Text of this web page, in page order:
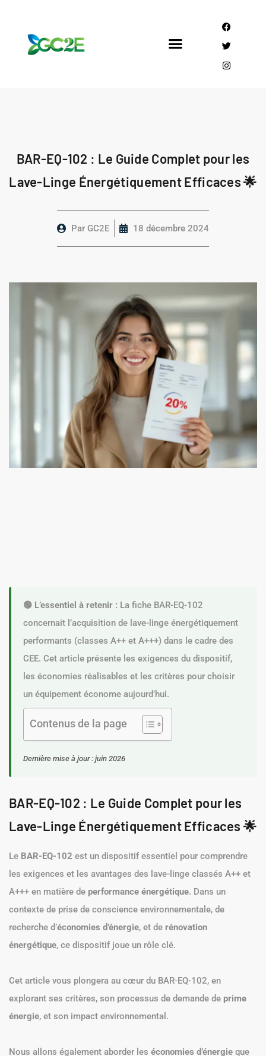
BAR-EQ-102 : Le Guide Complet pour les
Lave-Linge Énergétiquement Efficaces 🌟
Par GC2E 18 décembre 2024
🟢 L’essentiel à retenir : La fiche BAR-EQ-102
concernait l’acquisition de lave-linge énergétiquement
performants (classes A++ et A+++) dans le cadre des
CEE. Cet article présente les exigences du dispositif,
les économies réalisables et les critères pour choisir
un équipement économe aujourd’hui.
Contenus de la page
Dernière mise à jour : juin 2026
BAR-EQ-102 : Le Guide Complet pour les
Lave-Linge Énergétiquement Efficaces 🌟
Le BAR-EQ-102 est un dispositif essentiel pour comprendre
les exigences et les avantages des lave-linge classés A++ et
A+++ en matière de performance énergétique. Dans un
contexte de prise de conscience environnementale, de
recherche d’économies d’énergie, et de rénovation
énergétique, ce dispositif joue un rôle clé.
Cet article vous plongera au cœur du BAR-EQ-102, en
explorant ses critères, son processus de demande de prime
énergie, et son impact environnemental.
Nous allons également aborder les économies d’énergie que